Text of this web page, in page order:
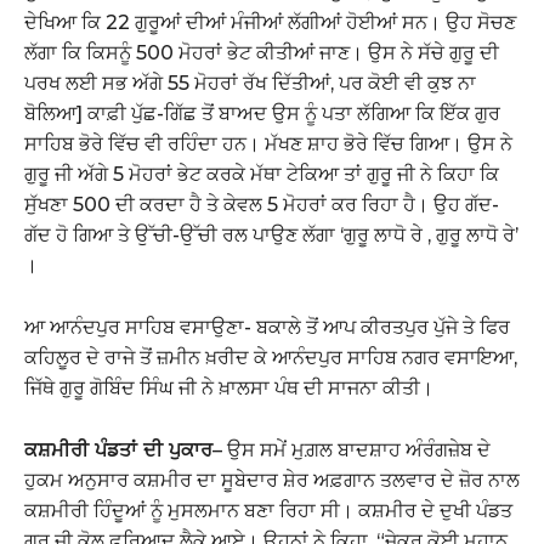
ਦੇਖਿਆ ਕਿ 22 ਗੁਰੂਆਂ ਦੀਆਂ ਮੰਜੀਆਂ ਲੱਗੀਆਂ ਹੋਈਆਂ ਸਨ। ਉਹ ਸੋਚਣ
ਲੱਗਾ ਕਿ ਕਿਸਨੂੰ 500 ਮੋਹਰਾਂ ਭੇਟ ਕੀਤੀਆਂ ਜਾਣ। ਉਸ ਨੇ ਸੱਚੇ ਗੁਰੂ ਦੀ
ਪਰਖ ਲਈ ਸਭ ਅੱਗੇ 55 ਮੋਹਰਾਂ ਰੱਖ ਦਿੱਤੀਆਂ, ਪਰ ਕੋਈ ਵੀ ਕੁਝ ਨਾ
ਬੋਲਿਆ] ਕਾਫ਼ੀ ਪੁੱਛ-ਗਿੱਛ ਤੋਂ ਬਾਅਦ ਉਸ ਨੂੰ ਪਤਾ ਲੱਗਿਆ ਕਿ ਇੱਕ ਗੁਰ
ਸਾਹਿਬ ਭੋਰੇ ਵਿੱਚ ਵੀ ਰਹਿੰਦਾ ਹਨ। ਮੱਖਣ ਸ਼ਾਹ ਭੋਰੇ ਵਿੱਚ ਗਿਆ। ਉਸ ਨੇ
ਗੁਰੂ ਜੀ ਅੱਗੇ 5 ਮੋਹਰਾਂ ਭੇਟ ਕਰਕੇ ਮੱਥਾ ਟੇਕਿਆ ਤਾਂ ਗੁਰੂ ਜੀ ਨੇ ਕਿਹਾ ਕਿ
ਸੁੱਖਣਾ 500 ਦੀ ਕਰਦਾ ਹੈ ਤੇ ਕੇਵਲ 5 ਮੋਹਰਾਂ ਕਰ ਰਿਹਾ ਹੈ। ਉਹ ਗੱਦ-
ਗੱਦ ਹੋ ਗਿਆ ਤੇ ਉੱਚੀ-ਉੱਚੀ ਰਲ ਪਾਉਣ ਲੱਗਾ ‘ਗੁਰੂ ਲਾਧੋ ਰੇ , ਗੁਰੂ ਲਾਧੋ ਰੇ’
।
ਆ ਆਨੰਦਪੁਰ ਸਾਹਿਬ ਵਸਾਉਣਾ- ਬਕਾਲੇ ਤੋਂ ਆਪ ਕੀਰਤਪੁਰ ਪੁੱਜੇ ਤੇ ਫਿਰ
ਕਹਿਲੂਰ ਦੇ ਰਾਜੇ ਤੋਂ ਜ਼ਮੀਨ ਖ਼ਰੀਦ ਕੇ ਆਨੰਦਪੁਰ ਸਾਹਿਬ ਨਗਰ ਵਸਾਇਆ,
ਜਿੱਥੇ ਗੁਰੂ ਗੋਬਿੰਦ ਸਿੰਘ ਜੀ ਨੇ ਖ਼ਾਲਸਾ ਪੰਥ ਦੀ ਸਾਜਨਾ ਕੀਤੀ।
ਕਸ਼ਮੀਰੀ ਪੰਡਤਾਂ ਦੀ ਪੁਕਾਰ– ਉਸ ਸਮੇਂ ਮੁਗ਼ਲ ਬਾਦਸ਼ਾਹ ਅੰਰੰਗਜ਼ੇਬ ਦੇ
ਹੁਕਮ ਅਨੁਸਾਰ ਕਸ਼ਮੀਰ ਦਾ ਸੂਬੇਦਾਰ ਸ਼ੇਰ ਅਫ਼ਗਾਨ ਤਲਵਾਰ ਦੇ ਜ਼ੋਰ ਨਾਲ
ਕਸ਼ਮੀਰੀ ਹਿੰਦੂਆਂ ਨੂੰ ਮੁਸਲਮਾਨ ਬਣਾ ਰਿਹਾ ਸੀ। ਕਸ਼ਮੀਰ ਦੇ ਦੁਖੀ ਪੰਡਤ